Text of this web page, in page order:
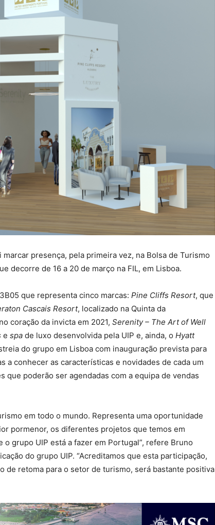
presença, pela primeira vez, na Bolsa de Turismo
decorre de 16 a 20 de março na FIL, em Lisboa.
que representa cinco marcas: Pine Cliffs Resort, que
Cascais Resort, localizado na Quinta da
coração da invicta em 2021, Serenity – The Art of Well
e spa de luxo desenvolvida pela UIP e, ainda, o Hyatt
do grupo em Lisboa com inauguração prevista para
a conhecer as características e novidades de cada um
poderão ser agendadas com a equipa de vendas
em todo o mundo. Representa uma oportunidade
pormenor, os diferentes projetos que temos em
grupo UIP está a fazer em Portugal”, refere Bruno
do grupo UIP. “Acreditamos que esta participação,
de retoma para o setor de turismo, será bastante positiva